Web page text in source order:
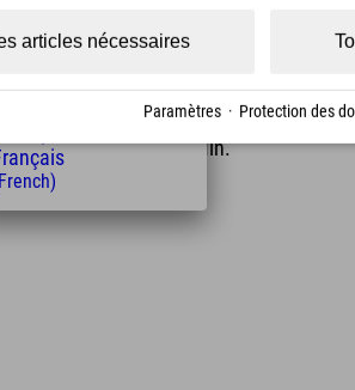
de l'hôtel
km 22 Min.
articles nécessaires
Paramètres · Protection des